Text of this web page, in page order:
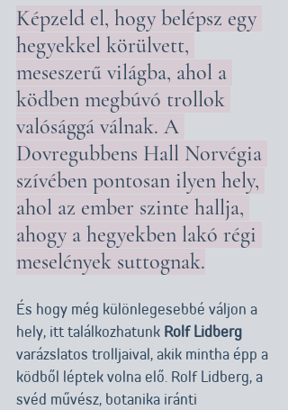
Képzeld el, hogy belépsz egy
hegyekkel körülvett,
meseszerű világba, ahol a
ködben megbúvó trollok
valósággá válnak. A
Dovregubbens Hall Norvégia
szívében pontosan ilyen hely,
ahol az ember szinte hallja,
ahogy a hegyekben lakó régi
meselények suttognak.
És hogy még különlegesebbé váljon a
hely, itt találkozhatunk Rolf Lidberg
varázslatos trolljaival, akik mintha épp a
ködből léptek volna elő. Rolf Lidberg, a
svéd művész, botanika iránti